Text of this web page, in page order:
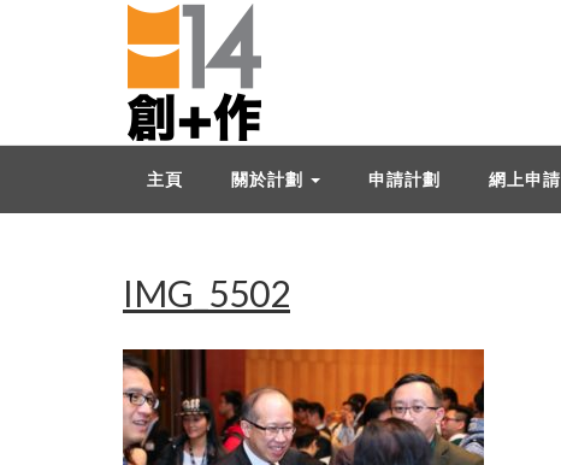
主頁 關於計劃 申請計劃 網上申請
IMG_5502